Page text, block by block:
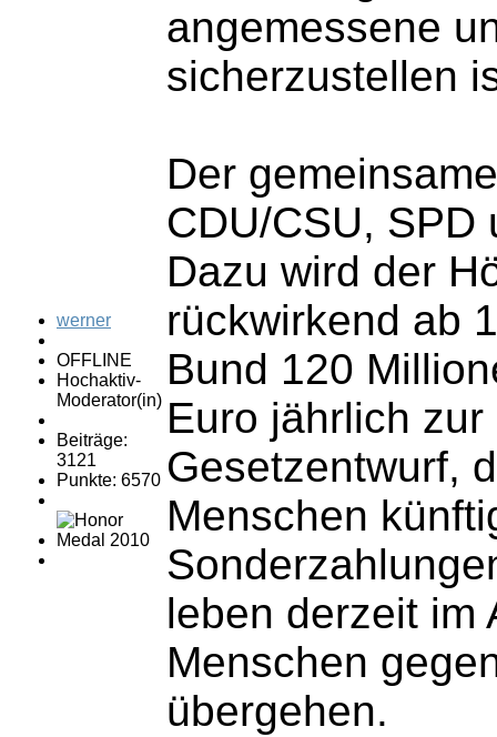
werner
OFFLINE
Hochaktiv-
Moderator(in)
Beiträge:
3121
Punkte: 6570
angemessene
sicherzustellen
Der
CDU/CSU,
Dazu wird der
rückwirkend ab
Bund 120
Euro jährlich
Gesetzentwurf,
Menschen
leben derzeit im
Menschen
übergehen.